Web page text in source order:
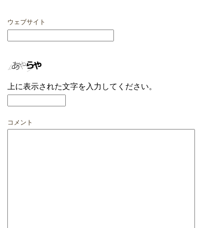
ウェブサイト
上に表示された文字を入力してください。
コメント